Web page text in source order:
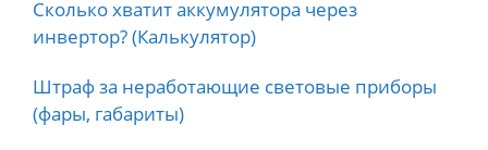
Сколько хватит аккумулятора через
инвертор? (Калькулятор)
Штраф за неработающие световые приборы
(фары, габариты)